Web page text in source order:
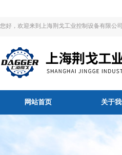
您好，欢迎来到上海荆戈工业控制设备有限公司
网站首页 关于